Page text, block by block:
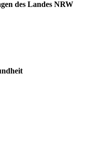
des Landes NRW